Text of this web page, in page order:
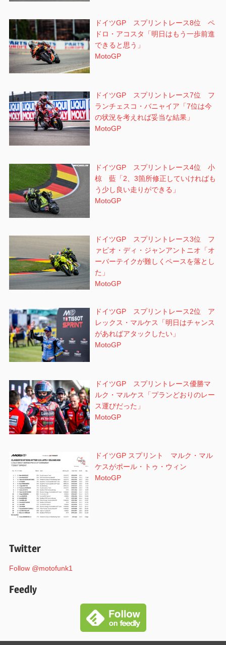
ドイツGP スプリントレース8位 ペ
ドロ・アコスタ「明日はもう一歩前進
できると思う」
MotoGP
ドイツGP スプリントレース7位 フ
ランチェスコ・バニャイア「7位は今
の状況を考えれば妥当な結果」
MotoGP
ドイツGP スプリントレース4位 小
椋 藍「2、3箇所修正していければも
う少し良い走りができる」
MotoGP
ドイツGP スプリントレース3位 フ
ァビオ・ディ・ジャンアントニオ「オ
ーバーテイクが難しくペースを落とし
た」
MotoGP
ドイツGP スプリントレース2位 ア
レックス・マルケス「明日はチャンス
があればアタックしたい」
MotoGP
ドイツGP スプリントレース優勝マ
ルク・マルケス「プランどおりのレー
ス運びだった」
MotoGP
ドイツGP スプリント マルク・マル
ケスがポール・トゥ・ウィン
MotoGP
Twitter
Follow @motofunk1
Feedly